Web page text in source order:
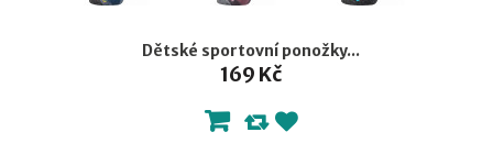
Dětské sportovní ponožky...
169 Kč